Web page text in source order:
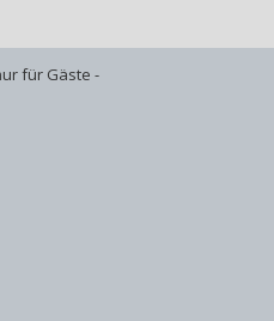
für Gäste -